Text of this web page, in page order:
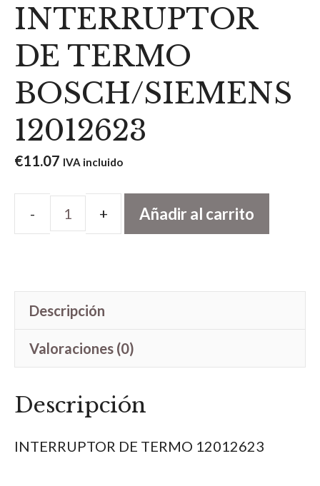
INTERRUPTOR
DE TERMO
BOSCH/SIEMENS
12012623
€11.07 IVA incluido
INTERRUPTOR
BOSCH/SIEMENS
cantidad
Añadir al carrito
Descripción
Valoraciones (0)
Descripción
INTERRUPTOR DE TERMO 12012623